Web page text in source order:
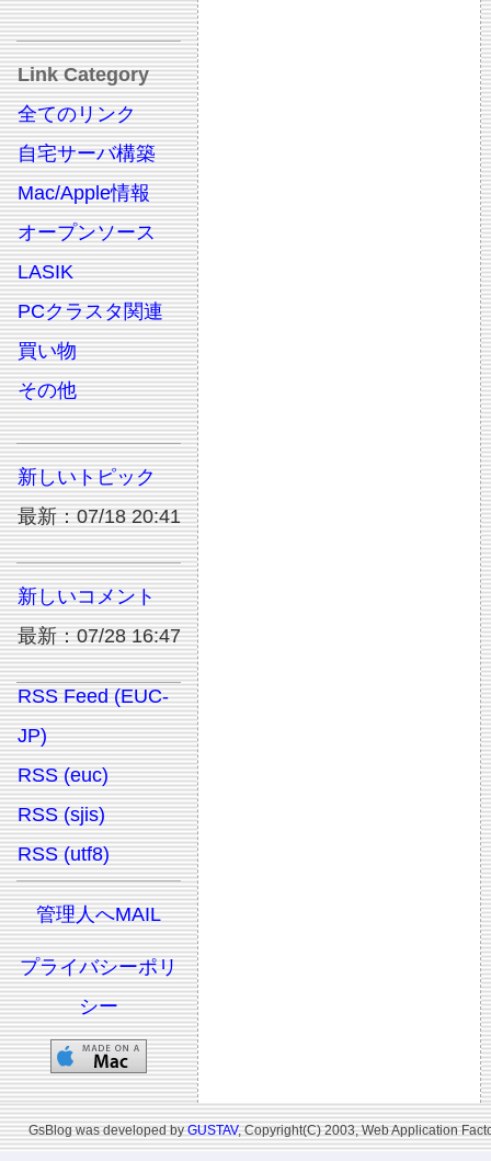
Link Category
全てのリンク
自宅サーバ構築
Mac/Apple情報
オープンソース
LASIK
PCクラスタ関連
買い物
その他
新しいトピック
最新：07/18 20:41
新しいコメント
最新：07/28 16:47
RSS Feed (EUC-
JP)
RSS (euc)
RSS (sjis)
RSS (utf8)
管理人へMAIL
プライバシーポリ
シー
GsBlog was developed byGUSTAV, Copyright(C) 2003, Web Application